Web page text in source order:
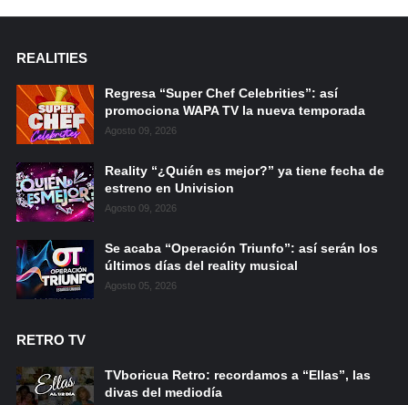
REALITIES
Regresa “Super Chef Celebrities”: así
promociona WAPA TV la nueva temporada
Agosto 09, 2026
Reality “¿Quién es mejor?” ya tiene fecha de
estreno en Univision
Agosto 09, 2026
Se acaba “Operación Triunfo”: así serán los
últimos días del reality musical
Agosto 05, 2026
RETRO TV
TVboricua Retro: recordamos a “Ellas”, las
divas del mediodía